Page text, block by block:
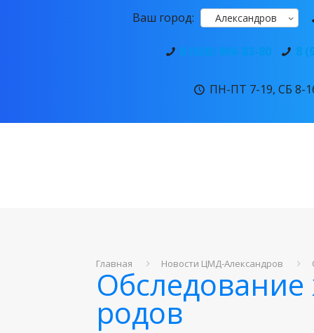
Ваш город: Александров
8 (920) 906-83-80 8
ПН-ПТ 7-19, СБ 8-
Главная Новости ЦМД-Александров
родов